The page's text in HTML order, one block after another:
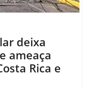
deixa
ameaça
Rica e